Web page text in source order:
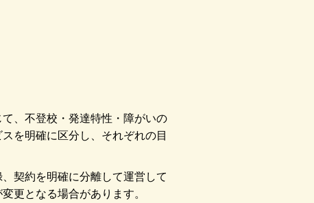
、不登校・発達特性・障がいの
を明確に区分し、それぞれの目
契約を明確に分離して運営して
更となる場合があります。